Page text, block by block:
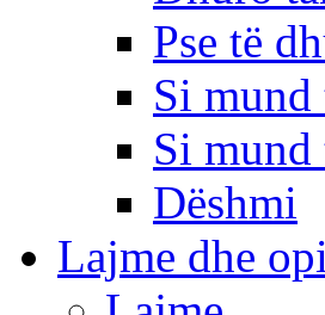
Pse të
Si mund
Si mund
Dëshmi
Lajme dhe